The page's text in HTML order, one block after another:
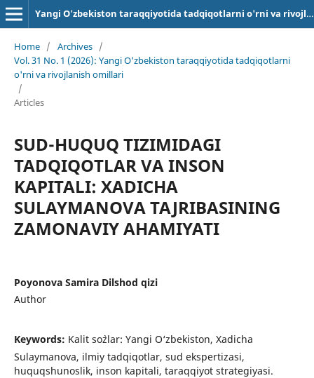
Yangi O'zbekiston taraqqiyotida tadqiqotlarni o'rni va rivojlanish omillari
Home / Archives /
Vol. 31 No. 1 (2026): Yangi O'zbekiston taraqqiyotida tadqiqotlarni
o'rni va rivojlanish omillari
/
Articles
SUD-HUQUQ TIZIMIDAGI
TADQIQOTLAR VA INSON
KAPITALI: XADICHA
SULAYMANOVA TAJRIBASINING
ZAMONAVIY AHAMIYATI
Poyonova Samira Dilshod qizi
Author
Keywords: Kalit so`zlar: Yangi O‘zbekiston, Xadicha
Sulaymanova, ilmiy tadqiqotlar, sud ekspertizasi,
huquqshunoslik, inson kapitali, taraqqiyot strategiyasi.